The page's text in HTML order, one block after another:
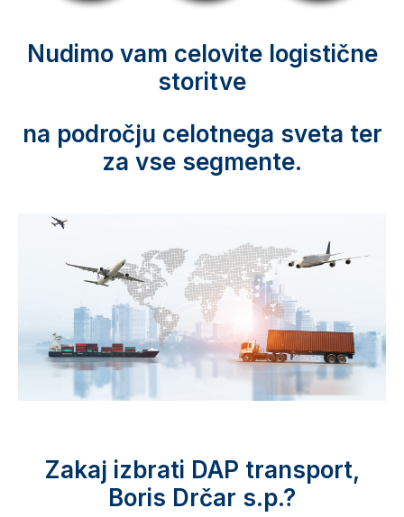
Nudimo vam celovite logistične
storitve
na področju celotnega sveta ter
za vse segmente.
Zakaj izbrati DAP transport,
Boris Drčar s.p.?